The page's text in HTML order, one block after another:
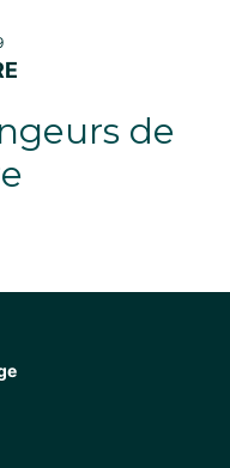
de